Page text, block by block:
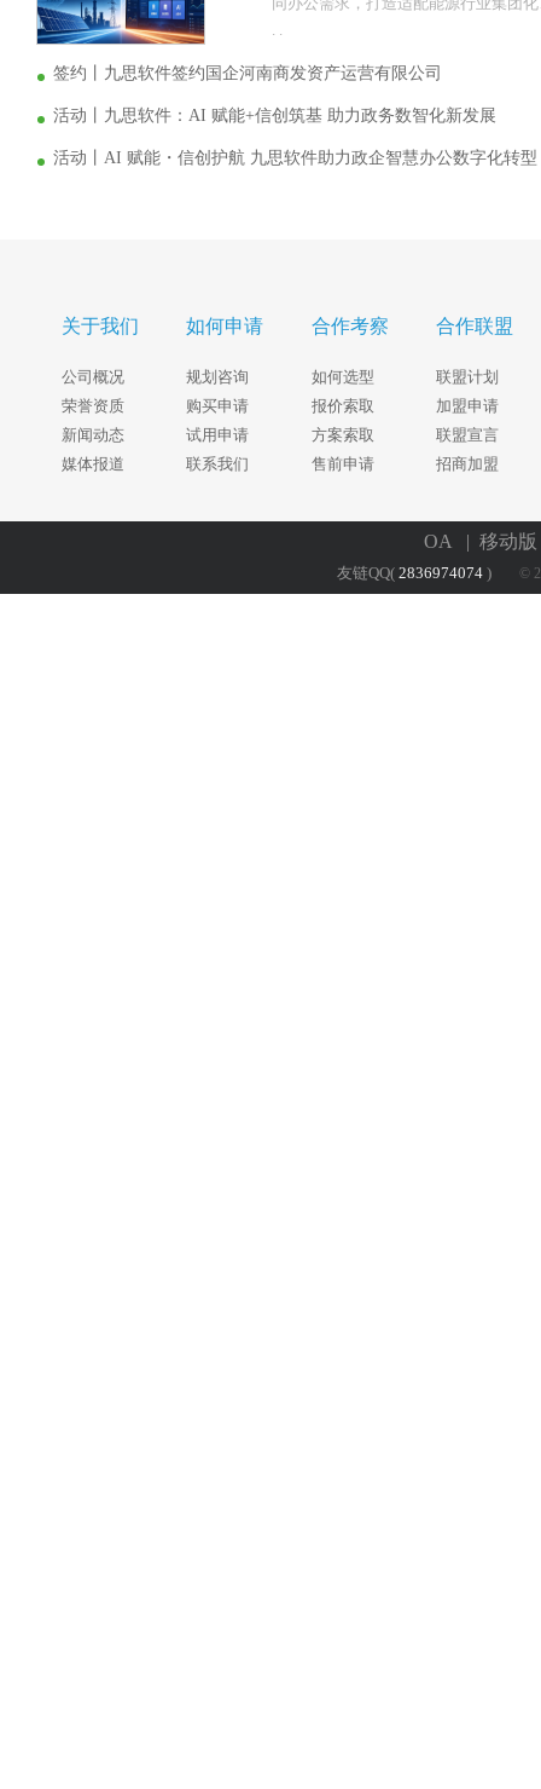
签约丨九思软件签约国企河南商发资产运营有限公司
活动丨九思软件：AI 赋能+信创筑基 助力政务数智化新发展
活动丨AI 赋能・信创护航 九思软件助力政企智慧办公数字化转型
关于我们
公司概况
荣誉资质
新闻动态
媒体报道
如何申请
规划咨询
购买申请
试用申请
联系我们
合作考察
如何选型
报价索取
方案索取
售前申请
合作联盟
联盟计划
加盟申请
联盟宣言
招商加盟
OA | 移动
友链QQ( 2836974074 ) ©